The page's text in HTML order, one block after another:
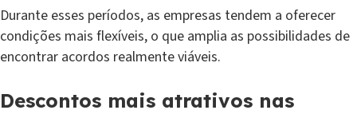
Durante esses períodos, as empresas tendem a oferecer
condições mais flexíveis, o que amplia as possibilidades de
encontrar acordos realmente viáveis.
Descontos mais atrativos nas